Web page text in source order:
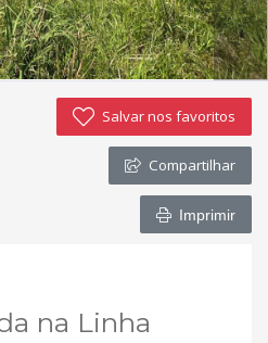
Salvar nos favoritos
Compartilhar
Imprimir
na Linha